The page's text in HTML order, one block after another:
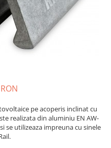
pe acoperis inclinat cu
realizata din aluminiu EN AW-
se utilizeaza impreuna cu sinele